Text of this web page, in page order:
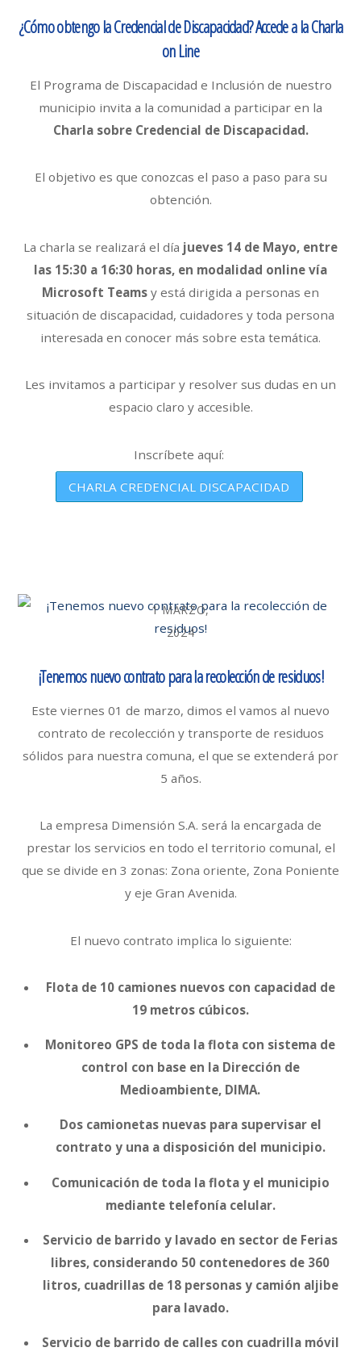
¿Cómo obtengo la Credencial de Discapacidad? Accede a la Charla
on Line
El Programa de Discapacidad e Inclusión de nuestro
municipio invita a la comunidad a participar en la
Charla sobre Credencial de Discapacidad.
El objetivo es que conozcas el paso a paso para su
obtención.
La charla se realizará el día jueves 14 de Mayo, entre
las 15:30 a 16:30 horas, en modalidad online vía
Microsoft Teams y está dirigida a personas en
situación de discapacidad, cuidadores y toda persona
interesada en conocer más sobre esta temática.
Les invitamos a participar y resolver sus dudas en un
espacio claro y accesible.
Inscríbete aquí:
CHARLA CREDENCIAL DISCAPACIDAD
1 MARZO,
2024
¡Tenemos nuevo contrato para la recolección de residuos!
Este viernes 01 de marzo, dimos el vamos al nuevo
contrato de recolección y transporte de residuos
sólidos para nuestra comuna, el que se extenderá por
5 años.
La empresa Dimensión S.A. será la encargada de
prestar los servicios en todo el territorio comunal, el
que se divide en 3 zonas: Zona oriente, Zona Poniente
y eje Gran Avenida.
El nuevo contrato implica lo siguiente:
Flota de 10 camiones nuevos con capacidad de
19 metros cúbicos.
Monitoreo GPS de toda la flota con sistema de
control con base en la Dirección de
Medioambiente, DIMA.
Dos camionetas nuevas para supervisar el
contrato y una a disposición del municipio.
Comunicación de toda la flota y el municipio
mediante telefonía celular.
Servicio de barrido y lavado en sector de Ferias
libres, considerando 50 contenedores de 360
litros, cuadrillas de 18 personas y camión aljibe
para lavado.
Servicio de barrido de calles con cuadrilla móvil